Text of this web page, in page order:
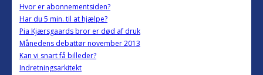
Hvor er abonnementsiden?
Har du 5 min. til at hjælpe?
Pia Kjærsgaards bror er død af druk
Månedens debattør november 2013
Kan vi snart få billeder?
Indretningsarkitekt